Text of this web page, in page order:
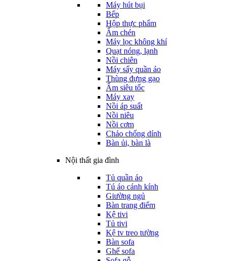
Máy hút bụi
Bếp
Hộp thực phẩm
Ấm chén
Máy lọc không khí
Quạt nóng, lạnh
Nồi chiên
Máy sấy quần áo
Thùng đựng gạo
Ấm siêu tốc
Máy xay
Nồi áp suất
Nồi niêu
Nồi cơm
Chảo chống dính
Bàn ủi, bàn là
Nội thất gia đình
Tủ quần áo
Tú áo cánh kính
Giường ngủ
Bàn trang điểm
Kệ tivi
Tủ tivi
Kệ tv treo tường
Bàn sofa
Ghế sofa